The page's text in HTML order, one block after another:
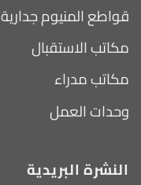
قواطع المنيوم جدارية
مكاتب الاستقبال
مكاتب مدراء
وحدات العمل
النشرة البريدية